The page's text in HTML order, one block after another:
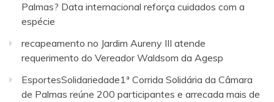
Palmas? Data internacional reforça cuidados com a
espécie
recapeamento no Jardim Aureny III atende
requerimento do Vereador Waldsom da Agesp
EsportesSolidariedade1ª Corrida Solidária da Câmara
de Palmas reúne 200 participantes e arrecada mais de